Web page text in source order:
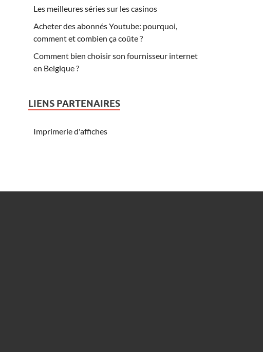
Les meilleures séries sur les casinos
Acheter des abonnés Youtube: pourquoi,
comment et combien ça coûte ?
Comment bien choisir son fournisseur internet
en Belgique ?
LIENS PARTENAIRES
Imprimerie d'affiches